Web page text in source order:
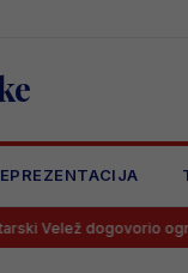
ogromno